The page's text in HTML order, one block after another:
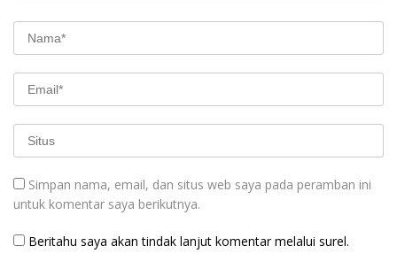
Simpan nama, email, dan situs web saya pada peramban ini
untuk komentar saya berikutnya.
Beritahu saya akan tindak lanjut komentar melalui surel.